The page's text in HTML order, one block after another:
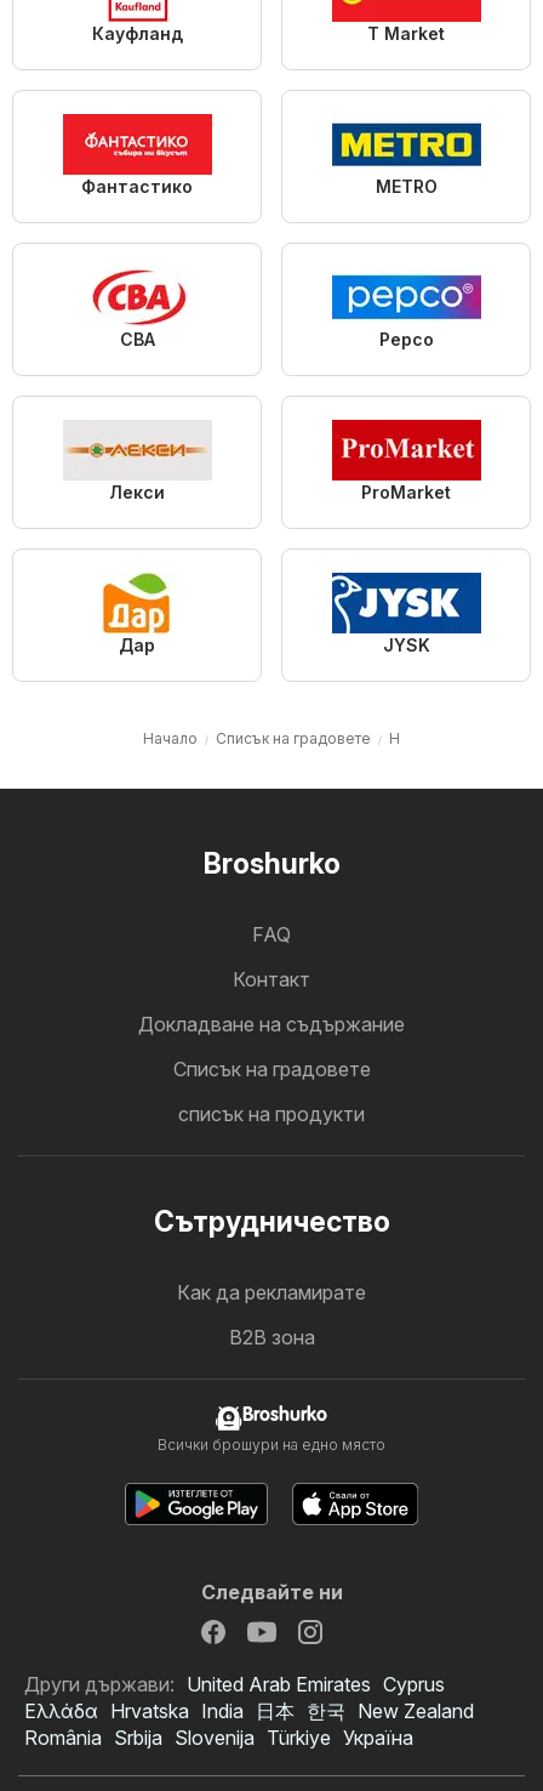
Кауфланд T Market
Фантастико METRO
CBA Pepco
Лекси ProMarket
Дар JYSK
Начало Cписък на градовете H
Broshurko
FAQ
Контакт
Докладване на съдържание
Cписък на градовете
списък на продукти
Cътрудничество
Как да рекламирате
B2B зона
Broshurko
Всички брошури на едно място
Следвайте ни
Други държави: United Arab Emirates Cyprus
Ελλάδα Hrvatska India 日本 한국 New Zealand
România Srbija Slovenija Türkiye Україна